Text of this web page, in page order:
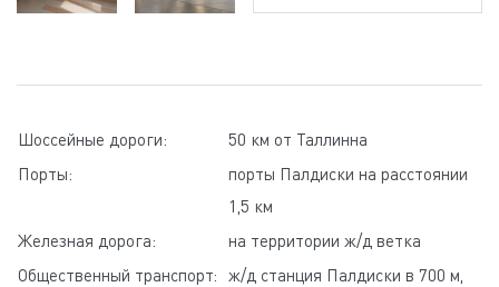
Шоссейные дороги:
50 км от Таллинна
Порты:
порты Палдиски на расстоянии
1,5 км
Железная дорога:
на территории ж/д ветка
Общественный транспорт:
ж/д станция Палдиски в 700 м,